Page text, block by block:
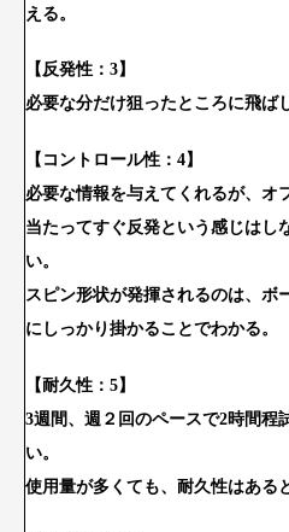
える。
【反発性：3】
必要な分だけ狙ったところに飛ば
【コントロール性：4】
必要な情報を与えてくれるが、オ
当たってすぐ反発という感じはし
い。
スピン形状が発揮されるのは、ボ
にしっかり掛かることでわかる。
【耐久性：5】
3週間、週２回のペースで2時間程
い。
使用量が多くても、耐久性はある